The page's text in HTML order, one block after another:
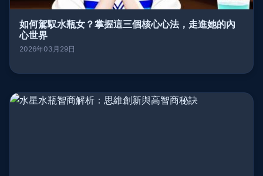
如何駕馭水瓶女？掌握這三個核心心法，走進她的內
心世界
2026年03月29日